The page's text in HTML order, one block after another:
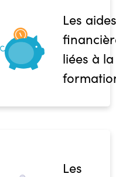
Les aides
liées à la
Les